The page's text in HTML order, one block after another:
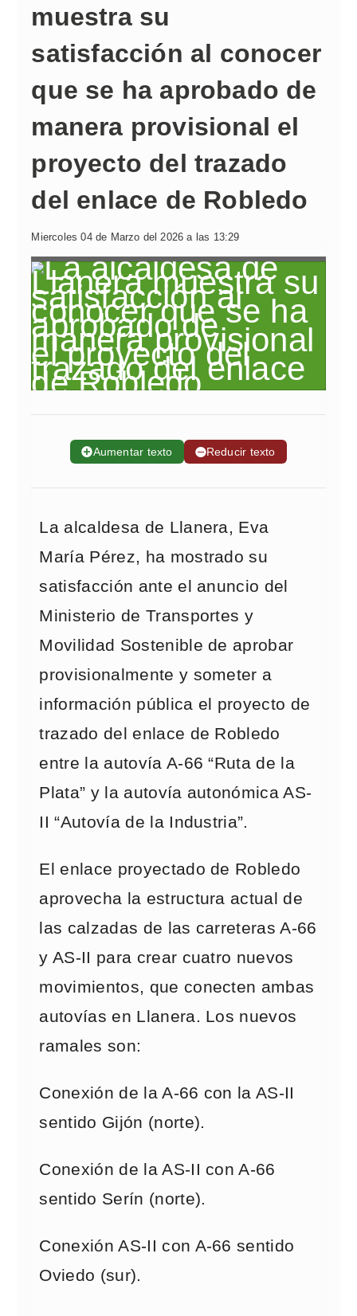
muestra su
satisfacción al conocer
que se ha aprobado de
manera provisional el
proyecto del trazado
del enlace de Robledo
Miercoles 04 de Marzo del 2026 a las 13:29
➕Aumentar texto ➖Reducir texto
La alcaldesa de Llanera, Eva
María Pérez, ha mostrado su
satisfacción ante el anuncio del
Ministerio de Transportes y
Movilidad Sostenible de aprobar
provisionalmente y someter a
información pública el proyecto de
trazado del enlace de Robledo
entre la autovía A-66 “Ruta de la
Plata” y la autovía autonómica AS-
II “Autovía de la Industria”.
El enlace proyectado de Robledo
aprovecha la estructura actual de
las calzadas de las carreteras A-66
y AS-II para crear cuatro nuevos
movimientos, que conecten ambas
autovías en Llanera. Los nuevos
ramales son:
Conexión de la A-66 con la AS-II
sentido Gijón (norte).
Conexión de la AS-II con A-66
sentido Serín (norte).
Conexión AS-II con A-66 sentido
Oviedo (sur).